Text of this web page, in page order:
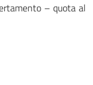
– quota al